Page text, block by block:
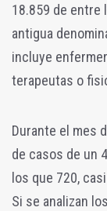
18.859 de entre
antigua
incluye
terapeutas o
Durante el mes
de casos de un
los que 720,
Si se analizan